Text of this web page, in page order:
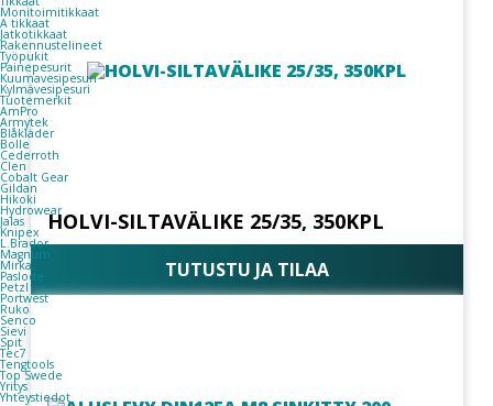
Monitoimitikkaat
A tikkaat
Jatkotikkaat
Rakennustelineet
Työpukit
Painepesurit
Kuumavesipesuri
Kylmävesipesuri
Tuotemerkit
AmPro
Armytek
Blåkläder
Bolle
Cederroth
Clen
Cobalt Gear
Gildan
Hikoki
Hydrowear
Jalas
Knipex
L.Brador
Magnum
Mirka
Paslode
Petzl
Portwest
Ruko
Senco
Sievi
Spit
Tec7
Tengtools
Top Swede
Yritys
Yhteystiedot
HOLVI-SILTAVÄLIKE 25/35, 350KPL
TUTUSTU JA TILAA